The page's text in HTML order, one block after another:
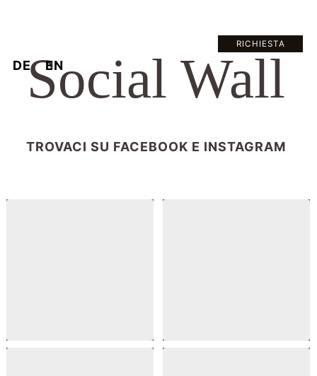
DE EN
RICHIESTA
Social Wall
TROVACI SU FACEBOOK E INSTAGRAM